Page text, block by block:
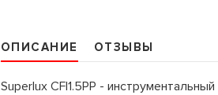
ОПИСАНИЕ ОТЗЫВЫ
Superlux CFI1.5PP -